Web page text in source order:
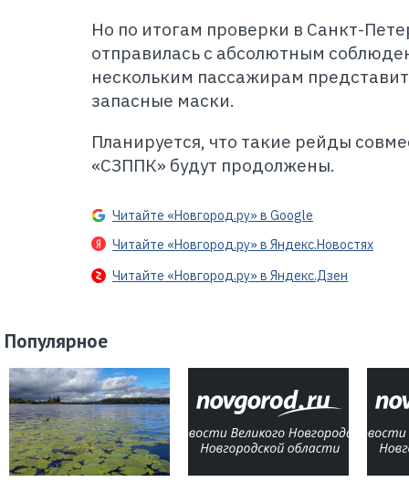
Но по итогам проверки в Санкт-
отправилась с абсолютным
нескольким пассажирам
запасные маски.
Планируется, что такие рейды
«СЗППК» будут продолжены.
Читайте «Новгород.ру» в Google
Читайте «Новгород.ру» в Яндекс.Новостях
Читайте «Новгород.ру» в Яндекс.Дзен
Популярное